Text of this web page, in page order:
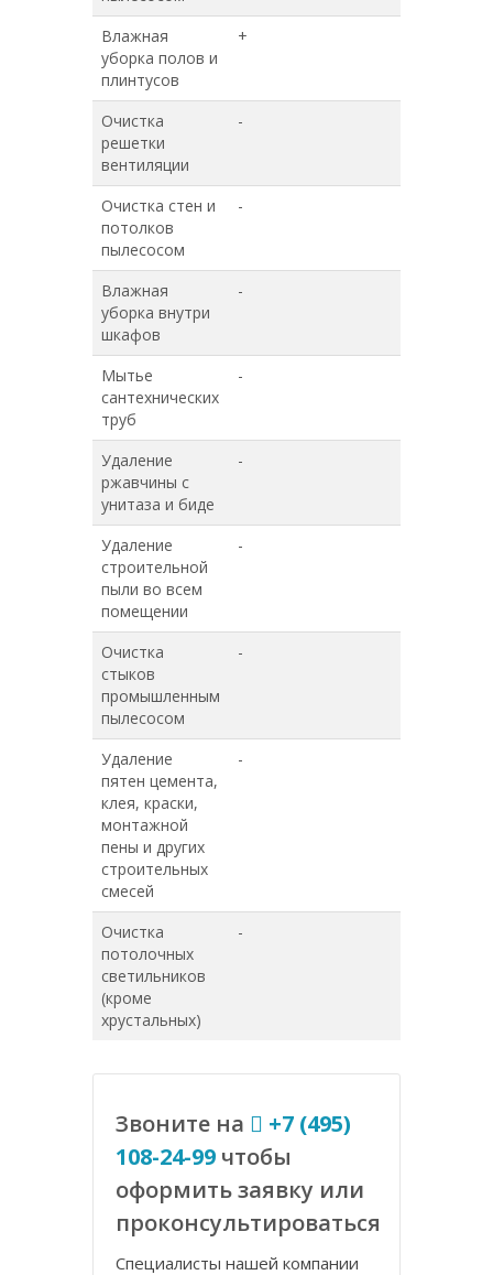
Влажная
уборка полов и
плинтусов
+
Очистка
решетки
вентиляции
-
Очистка стен и
потолков
пылесосом
-
Влажная
уборка внутри
шкафов
-
Мытье
сантехнических
труб
-
Удаление
ржавчины с
унитаза и биде
-
Удаление
строительной
пыли во всем
помещении
-
Очистка
стыков
промышленным
пылесосом
-
Удаление
пятен цемента,
клея, краски,
монтажной
пены и других
строительных
смесей
-
Очистка
потолочных
светильников
(кроме
хрустальных)
-
Звоните на
+7 (495)
108-24-99 чтобы
оформить заявку или
проконсультироваться
Специалисты нашей компании